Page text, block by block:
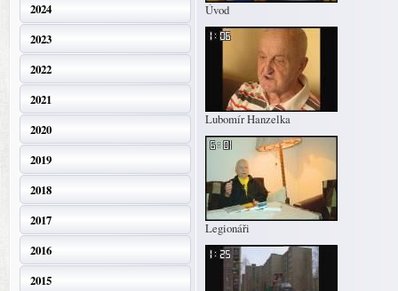
2024
2023
2022
2021
2020
2019
2018
2017
2016
2015
Úvod
Lubomír Hanzelka
Legionáři